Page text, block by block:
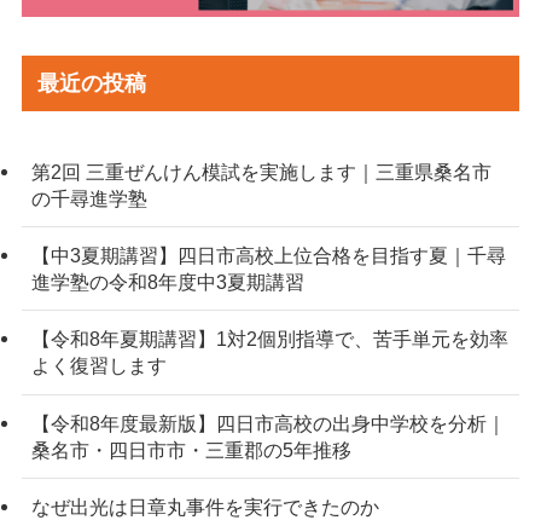
最近の投稿
第2回 三重ぜんけん模試を実施します｜三重県桑名市
の千尋進学塾
【中3夏期講習】四日市高校上位合格を目指す夏｜千尋
進学塾の令和8年度中3夏期講習
【令和8年夏期講習】1対2個別指導で、苦手単元を効率
よく復習します
【令和8年度最新版】四日市高校の出身中学校を分析｜
桑名市・四日市市・三重郡の5年推移
なぜ出光は日章丸事件を実行できたのか